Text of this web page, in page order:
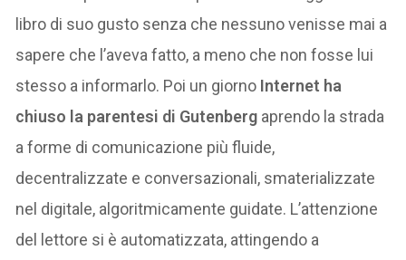
libro di suo gusto senza che nessuno venisse mai a
sapere che l’aveva fatto, a meno che non fosse lui
stesso a informarlo. Poi un giorno Internet ha
chiuso la parentesi di Gutenberg aprendo la strada
a forme di comunicazione più fluide,
decentralizzate e conversazionali, smaterializzate
nel digitale, algoritmicamente guidate. L’attenzione
del lettore si è automatizzata, attingendo a